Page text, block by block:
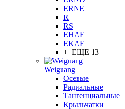
ERNE
R
RS
EHAE
EKAE
+ ЕЩЕ 13
Weiguang
Осевые
Радиальные
Тангенциальные
Крыльчатки